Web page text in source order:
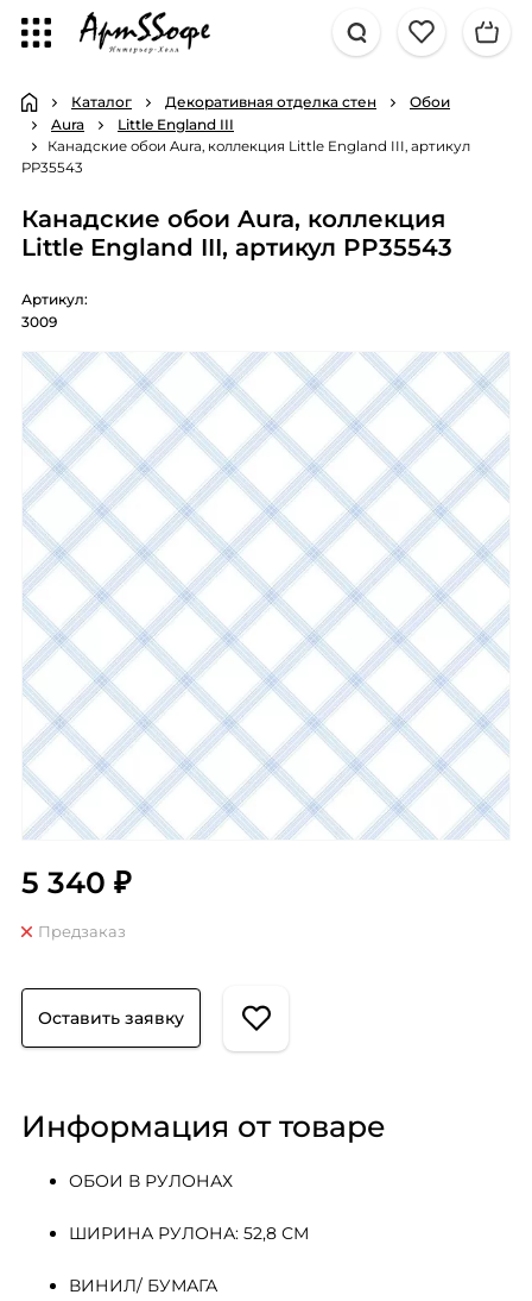
Каталог Декоративная отделка стен
Обои
Aura
Little England III
Канадские обои Aura, коллекция Little England III, артикул
PP35543
Канадские обои Aura, коллекция
Little England III, артикул PP35543
Артикул:
3009
5 340 ₽
Предзаказ
Оставить заявку
Информация от товаре
ОБОИ В РУЛОНАХ
ШИРИНА РУЛОНА: 52,8 СМ
ВИНИЛ/ БУМАГА